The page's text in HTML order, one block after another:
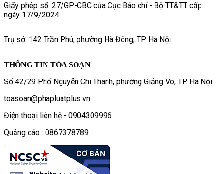
Giấy phép số: 27/GP-CBC của Cục Báo chí - Bộ TT&TT cấp
ngày 17/9/2024
Trụ sở: 142 Trần Phú, phường Hà Đông, TP Hà Nội
THÔNG TIN TÒA SOẠN
Số 42/29 Phố Nguyễn Chí Thanh, phường Giảng Võ, TP. Hà Nội
toasoan@phapluatplus.vn
Điện thoại liên hệ - 0904309996
Quảng cáo : 0867378789